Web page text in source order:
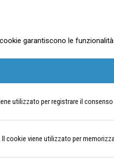
garantiscono le
utilizzato per registrare il
cookie viene utilizzato per